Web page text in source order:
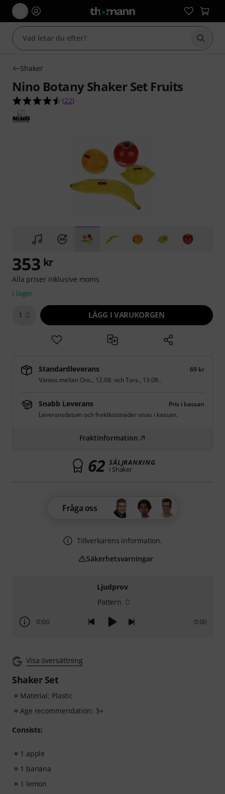
Börja
Shaker
Nino Botany Shaker Set Fruits
4.5 av 5 stjärnor från 22 kundbetyg
(22)
Ljudprov
Pattern
0:00 0:00
Visa översättning
Shaker Set
Material: Plastic
Age recommendation: 3+
Consists:
1 apple
1 banana
1 lemon
353 kr
Alla priser inklusive moms
i lager
1 LÄGG I VARUKORGEN
Standardleverans
69 kr
Väntas mellan Ons., 12.08. ochTors., 13.08..
Snabb Leverans
Pris i kassan
Leveransdatum och fraktkostnader visas i kassan.
Fraktinformation
62 SÄLJRANKING
i Shaker
Fråga oss
Tillverkarens information.
Säkerhetsvarningar